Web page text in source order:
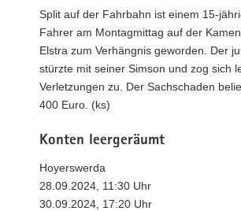
Split auf der Fahrbahn ist einem 15-
Fahrer am Montagmittag auf der
Elstra zum Verhängnis geworden. Der
stürzte mit seiner Simson und zog sich
Verletzungen zu. Der Sachschaden
400 Euro. (ks)
Konten leergeräumt
Hoyerswerda
28.09.2024, 11:30 Uhr
30.09.2024, 17:20 Uhr